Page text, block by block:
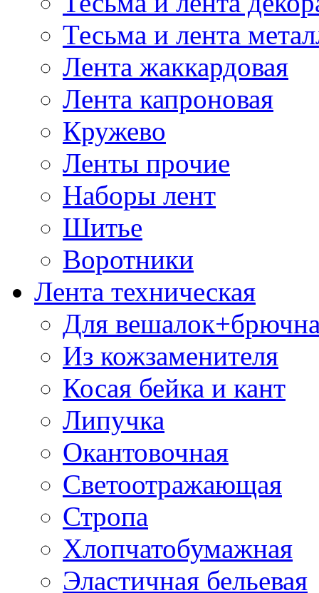
Тесьма и лента
Лента жаккардовая
Лента капроновая
Кружево
Ленты прочие
Наборы лент
Шитье
Воротники
Лента техническая
Для
Из кожзаменителя
Косая бейка и кант
Липучка
Окантовочная
Светоотражающая
Стропа
Хлопчатобумажная
Эластичная бельевая